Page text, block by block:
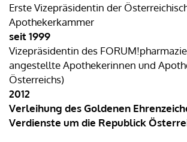
Erste Vizepräsidentin der
Apothekerkammer
seit 1999
Vizepräsidentin des
angestellte Apothekerinnen und
Österreichs)
2012
Verleihung des Goldenen
Verdienste um die Republick